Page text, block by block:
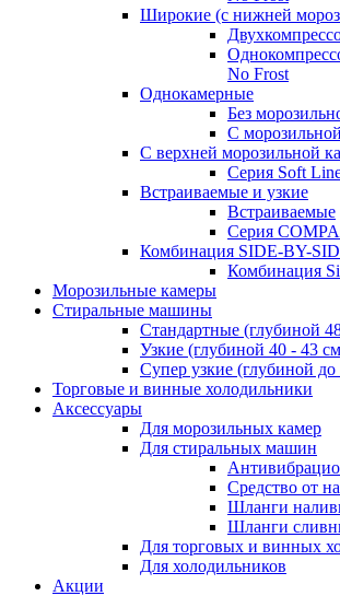
Широкие (с нижней
No Frost
Однокамерные
Без
С
С верхней морозильной
Серия Soft
Встраиваемые и узкие
Встраиваемые
Серия
Комбинация SIDE-BY-
Комбинация
Морозильные камеры
Стиральные машины
Стандартные (глубиной
Узкие (глубиной 40 - 43
Супер узкие (глубиной
Торговые и винные холодильники
Аксессуары
Для морозильных камер
Для стиральных машин
Средство от
Шланги
Шланги
Для торговых и винных
Для холодильников
Акции